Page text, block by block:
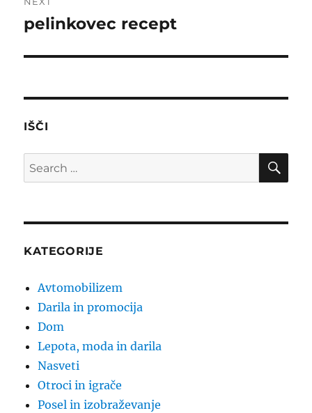
Next
pelinkovec recept
IŠČI
Search
for:
KATEGORIJE
Avtomobilizem
Darila in promocija
Dom
Lepota, moda in darila
Nasveti
Otroci in igrače
Posel in izobraževanje